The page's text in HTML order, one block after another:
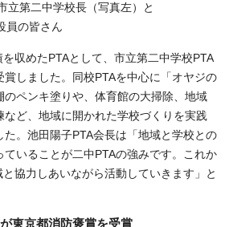
立第二中学校長（写真左）と
員の皆さん
収めたPTAとして、市立第二中学校PTA
しました。同校PTAを中心に「オヤジの
のペンキ塗りや、体育館の大掃除、地域
など、地域に開かれた学校づくりを実践
た。池田陽子PTA会長は「地域と学校との
いることが二中PTAの強みです。これか
協力しあいながら活動していきます」と
東京都消防褒賞を受賞